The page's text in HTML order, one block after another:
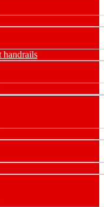
handrails